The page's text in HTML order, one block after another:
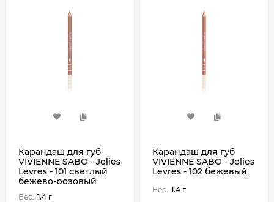
Карандаш для губ
VIVIENNE SABO - Jolies
Levres - 101 светлый
бежево-розовый
Вес: 1.4 г
Карандаш для губ
VIVIENNE SABO - Jolies
Levres - 102 бежевый
Вес: 1.4 г